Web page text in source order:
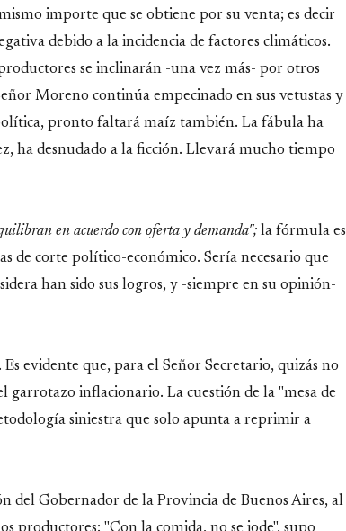
importe que se obtiene por su venta; es decir
debido a la incidencia de factores climáticos.
se inclinarán -una vez más- por otros
Moreno continúa empecinado en sus vetustas y
pronto faltará maíz también. La fábula ha
ha desnudado a la ficción. Llevará mucho tiempo
en acuerdo con oferta y demanda"; la fórmula es
de corte político-económico. Sería necesario que
han sido sus logros, y -siempre en su opinión-
. Es evidente que, para el Señor Secretario, quizás no
garrotazo inflacionario. La cuestión de la "mesa de
siniestra que solo apunta a reprimir a
del Gobernador de la Provincia de Buenos Aires, al